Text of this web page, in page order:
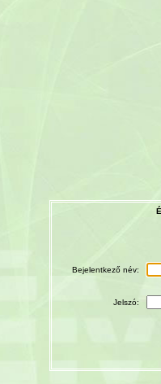
Bejelentkező név:
Jelszó: